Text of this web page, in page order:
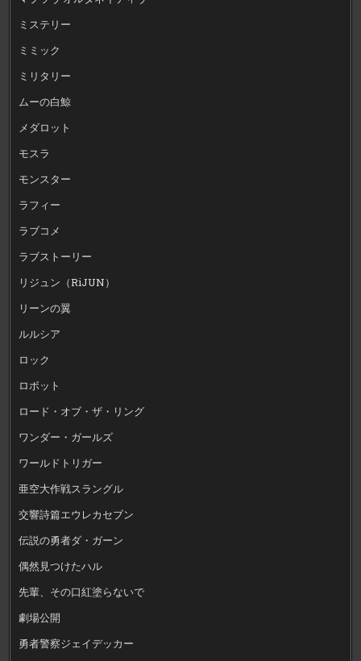
ミステリー
ミミック
ミリタリー
ムーの白鯨
メダロット
モスラ
モンスター
ラフィー
ラブコメ
ラブストーリー
リジュン（RiJUN）
リーンの翼
ルルシア
ロック
ロボット
ロード・オブ・ザ・リング
ワンダー・ガールズ
ワールドトリガー
亜空大作戦スラングル
交響詩篇エウレカセブン
伝説の勇者ダ・ガーン
偶然見つけたハル
先輩、その口紅塗らないで
劇場公開
勇者警察ジェイデッカー